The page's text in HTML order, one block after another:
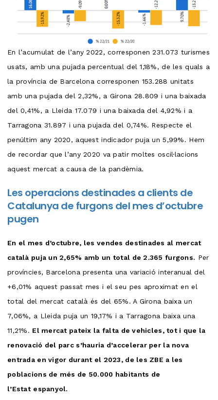
En l’acumulat de l’any 2022, corresponen 231.073 turismes
usats, amb una pujada percentual del 1,18%, de les quals a
la província de Barcelona corresponen 153.288 unitats
amb una pujada del 2,32%, a Girona 28.809 i una baixada
del 0,41%, a Lleida 17.079 i una baixada del 4,92% i a
Tarragona 31.897 i una pujada del 0,74%. Respecte el
penúltim any 2020, aquest indicador puja un 5,99%. Hem
de recordar que l’any 2020 va patir moltes oscil·lacions
aquest mercat a causa de la pandèmia.
Les operacions destinades a clients de
Catalunya de furgons del mes d’octubre
pugen
En el mes d’octubre, les vendes destinades al mercat
català puja un 2,65% amb un total de 2.365 furgons. Per
províncies, Barcelona presenta una variació interanual del
+6,01% aquest passat mes i el seu pes aproximat en el
total del mercat català és del 65%. A Girona baixa un
7,06%, a Lleida puja un 19,17% i a Tarragona baixa una
11,21%. El mercat pateix la falta de vehicles, tot i que la
renovació del parc s’hauria d’accelerar per la nova
entrada en vigor durant el 2023, de les ZBE a les
poblacions de més de 50.000 habitants de
l’Estat espanyol.